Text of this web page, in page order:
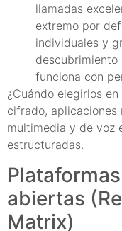
llamadas
extremo por
individuales y
funciona con
¿Cuándo elegirlos
cifrado,
multimedia y de voz
estructuradas.
abiertas
Matrix)